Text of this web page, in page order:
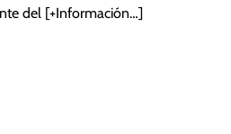
del [+Información…]